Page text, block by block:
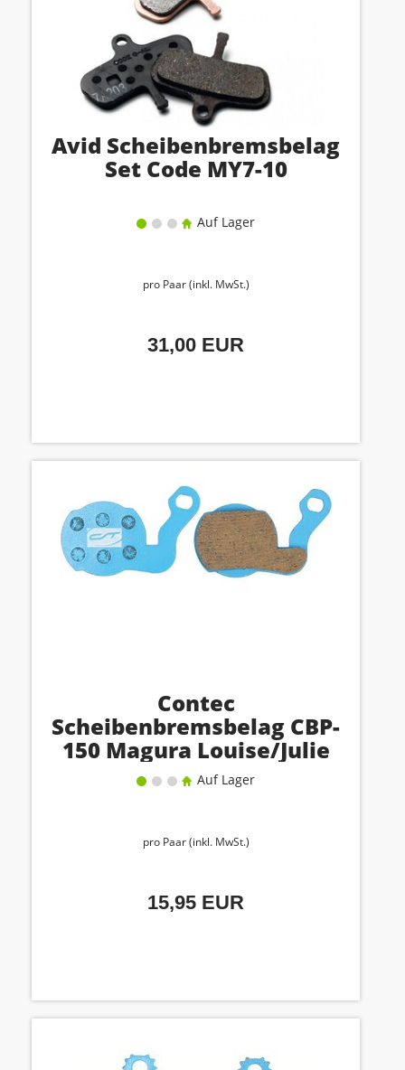
Avid Scheibenbremsbelag
Set Code MY7-10
Auf Lager
pro Paar (inkl. MwSt.)
31,00 EUR
Contec
Scheibenbremsbelag CBP-
150 Magura Louise/Julie
HPAuf Lager
pro Paar (inkl. MwSt.)
15,95 EUR